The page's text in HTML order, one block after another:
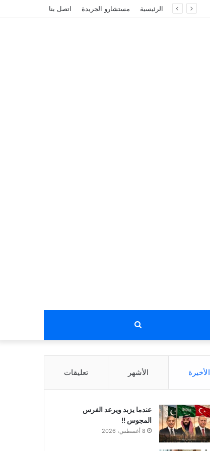
الرئيسية مستشارو الجريدة اتصل بنا
بحث
عن
الأخيرة الأشهر تعليقات
عندما يزبد ويرعد الفرس
المجوس !!
8 أغسطس، 2026